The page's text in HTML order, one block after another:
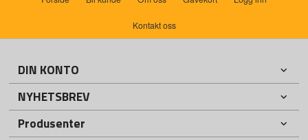
Kontakt oss
DIN KONTO
NYHETSBREV
Produsenter